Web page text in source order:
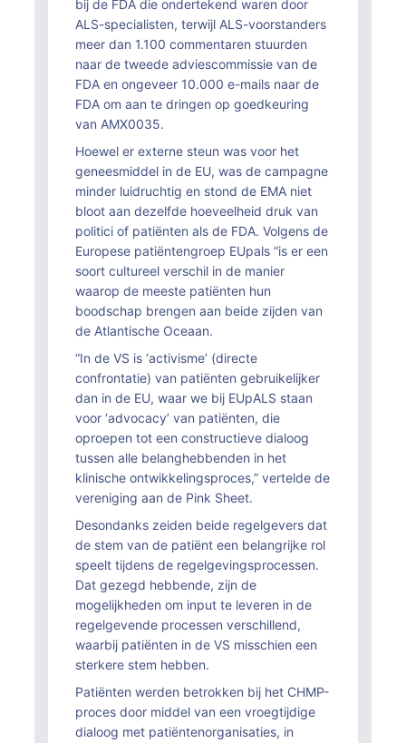
bij de FDA die ondertekend waren door
ALS-specialisten, terwijl ALS-voorstanders
meer dan 1.100 commentaren stuurden
naar de tweede adviescommissie van de
FDA en ongeveer 10.000 e-mails naar de
FDA om aan te dringen op goedkeuring
van AMX0035.
Hoewel er externe steun was voor het
geneesmiddel in de EU, was de campagne
minder luidruchtig en stond de EMA niet
bloot aan dezelfde hoeveelheid druk van
politici of patiënten als de FDA. Volgens de
Europese patiëntengroep EUpals “is er een
soort cultureel verschil in de manier
waarop de meeste patiënten hun
boodschap brengen aan beide zijden van
de Atlantische Oceaan.
“In de VS is ‘activisme’ (directe
confrontatie) van patiënten gebruikelijker
dan in de EU, waar we bij EUpALS staan
voor ‘advocacy’ van patiënten, die
oproepen tot een constructieve dialoog
tussen alle belanghebbenden in het
klinische ontwikkelingsproces,” vertelde de
vereniging aan de Pink Sheet.
Desondanks zeiden beide regelgevers dat
de stem van de patiënt een belangrijke rol
speelt tijdens de regelgevingsprocessen.
Dat gezegd hebbende, zijn de
mogelijkheden om input te leveren in de
regelgevende processen verschillend,
waarbij patiënten in de VS misschien een
sterkere stem hebben.
Patiënten werden betrokken bij het CHMP-
proces door middel van een vroegtijdige
dialoog met patiëntenorganisaties, in